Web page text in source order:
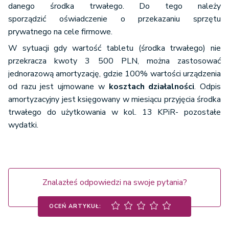
danego środka trwałego. Do tego należy
sporządzić oświadczenie o przekazaniu sprzętu
prywatnego na cele firmowe.
W sytuacji gdy wartość tabletu (środka trwałego) nie
przekracza kwoty 3 500 PLN, można zastosować
jednorazową amortyzację, gdzie 100% wartości urządzenia
od razu jest ujmowane w kosztach działalności. Odpis
amortyzacyjny jest księgowany w miesiącu przyjęcia środka
trwałego do użytkowania w kol. 13 KPiR- pozostałe
wydatki.
Znalazłeś odpowiedzi na swoje pytania?
OCEŃ ARTYKUŁ: